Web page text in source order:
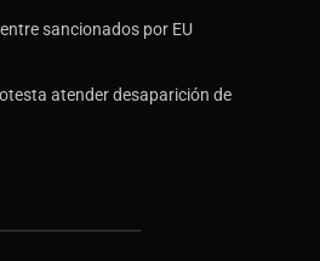
sancionados por EU
atender desaparición de